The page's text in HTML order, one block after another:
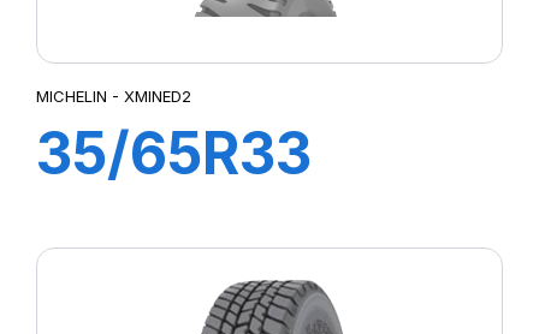
MICHELIN - XMINED2
35/65R33
L5***TL